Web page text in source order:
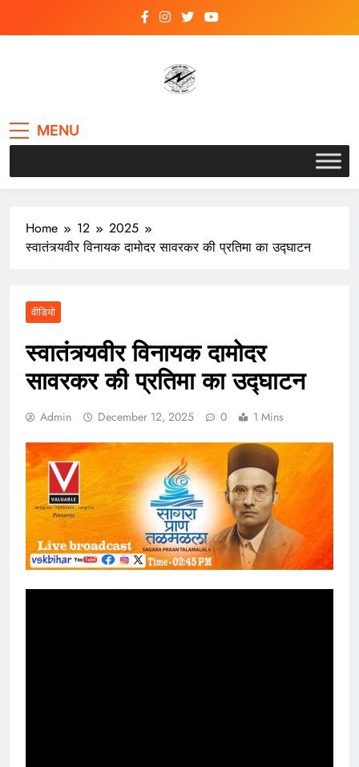
MENU
Home 12
2025
स्वातंत्र्यवीर विनायक दामोदर सावरकर की प्रतिमा का उद्घाटन
वीडियो
स्वातंत्र्यवीर विनायक दामोदर
सावरकर की प्रतिमा का उद्घाटन
Admin December 12, 2025 0 1 Mins